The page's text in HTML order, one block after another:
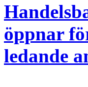
öppnar
ledande